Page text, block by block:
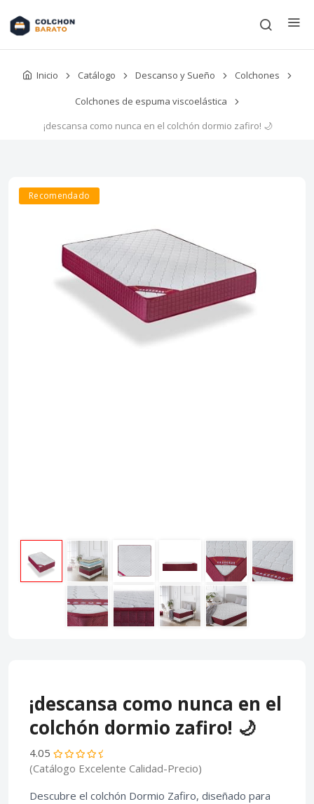
Inicio Catálogo Descanso y Sueño Colchones
Colchones de espuma viscoelástica
¡descansa como nunca en el colchón dormio zafiro! 🌙
Recomendado
¡descansa como nunca en el
colchón dormio zafiro! 🌙
4.05
(Catálogo Excelente Calidad-Precio)
Descubre el colchón Dormio Zafiro, diseñado para